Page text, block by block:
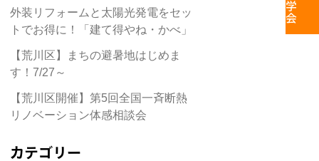
外装リフォームと太陽光発電をセッ
トでお得に！「建て得やね・かべ」
【荒川区】まちの避暑地はじめま
す！7/27～
【荒川区開催】第5回全国一斉断熱
リノベーション体感相談会
カテゴリー